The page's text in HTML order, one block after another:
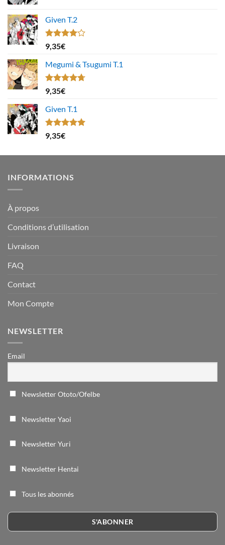
Given T.2
Note
4.00
5
9,35€
Megumi & Tsugumi T.1
Note4.67
sur 5
9,35€
Given T.1
Note5.00
sur 5
9,35€
INFORMATIONS
À propos
Conditions d’utilisation
Livraison
FAQ
Contact
Mon Compte
NEWSLETTER
Email
Newsletter Ototo/Ofelbe
Newsletter Yaoi
Newsletter Yuri
Newsletter Hentai
Tous les abonnés